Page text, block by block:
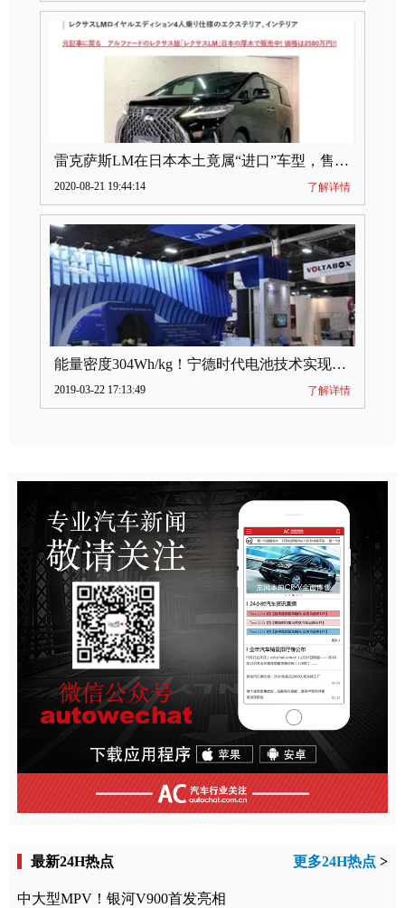
雷克萨斯LM在日本本土竟属“进口”车型，售价2580万日元
2020-08-21 19:44:14 了解详情
能量密度304Wh/kg！宁德时代电池技术实现突破
2019-03-22 17:13:49 了解详情
最新24H热点 更多24H热点 >
中大型MPV！银河V900首发亮相